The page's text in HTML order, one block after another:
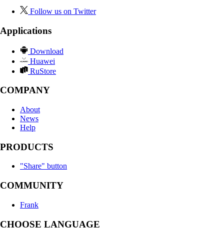
Follow us on Twitter
Applications
Download
Huawei
RuStore
COMPANY
About
News
Help
PRODUCTS
"Share" button
COMMUNITY
Frank
CHOOSE LANGUAGE